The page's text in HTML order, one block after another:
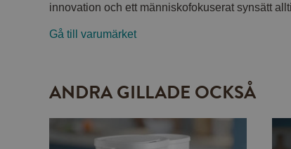
innovation och ett människofokuserat synsätt
Gå till varumärket
ANDRA GILLADE OCKSÅ